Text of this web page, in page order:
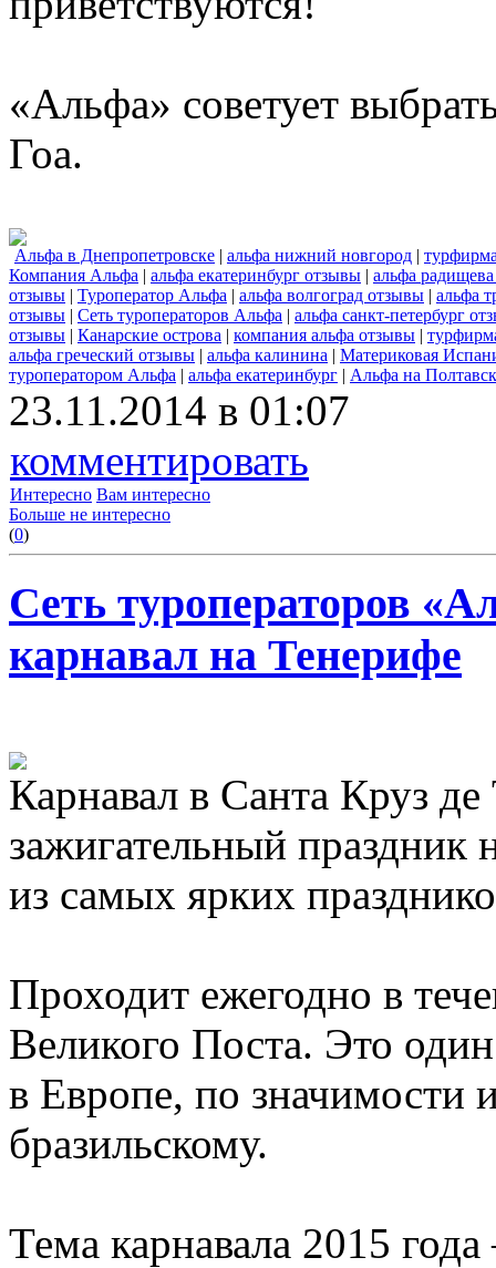
«Альфа» советует
Гоа.
Альфа в Днепропетровске | альфа нижний новгород |
Компания Альфа | альфа екатеринбург отзывы | альфа
отзывы | Туроператор Альфа | альфа волгоград отзывы | альфа
отзывы | Сеть туроператоров Альфа | альфа санкт-петербург
отзывы | Канарские острова | компания альфа отзывы |
альфа греческий отзывы | альфа калинина | Материковая
туроператором Альфа | альфа екатеринбург | Альфа на
23.11.2014 в 01:07
комментировать
Интересно Вам интересно
Больше не интересно
(0)
Сеть туроператоров
карнавал на Тенерифе
Карнавал в Санта Круз
зажигательный праздник
из самых ярких
Проходит ежегодно в
Великого Поста. Это
в Европе, по значимости
бразильскому.
Тема карнавала 2015